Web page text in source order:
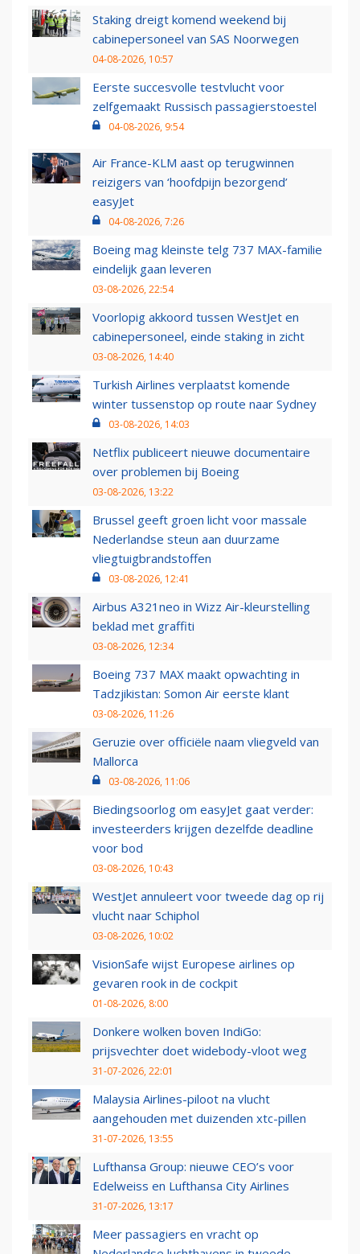
Staking dreigt komend weekend bij
cabinepersoneel van SAS Noorwegen
04-08-2026, 10:57
Eerste succesvolle testvlucht voor
zelfgemaakt Russisch passagierstoestel
04-08-2026, 9:54
Air France-KLM aast op terugwinnen
reizigers van ‘hoofdpijn bezorgend’
easyJet
04-08-2026, 7:26
Boeing mag kleinste telg 737 MAX-familie
eindelijk gaan leveren
03-08-2026, 22:54
Voorlopig akkoord tussen WestJet en
cabinepersoneel, einde staking in zicht
03-08-2026, 14:40
Turkish Airlines verplaatst komende
winter tussenstop op route naar Sydney
03-08-2026, 14:03
Netflix publiceert nieuwe documentaire
over problemen bij Boeing
03-08-2026, 13:22
Brussel geeft groen licht voor massale
Nederlandse steun aan duurzame
vliegtuigbrandstoffen
03-08-2026, 12:41
Airbus A321neo in Wizz Air-kleurstelling
beklad met graffiti
03-08-2026, 12:34
Boeing 737 MAX maakt opwachting in
Tadzjikistan: Somon Air eerste klant
03-08-2026, 11:26
Geruzie over officiële naam vliegveld van
Mallorca
03-08-2026, 11:06
Biedingsoorlog om easyJet gaat verder:
investeerders krijgen dezelfde deadline
voor bod
03-08-2026, 10:43
WestJet annuleert voor tweede dag op rij
vlucht naar Schiphol
03-08-2026, 10:02
VisionSafe wijst Europese airlines op
gevaren rook in de cockpit
01-08-2026, 8:00
Donkere wolken boven IndiGo:
prijsvechter doet widebody-vloot weg
31-07-2026, 22:01
Malaysia Airlines-piloot na vlucht
aangehouden met duizenden xtc-pillen
31-07-2026, 13:55
Lufthansa Group: nieuwe CEO’s voor
Edelweiss en Lufthansa City Airlines
31-07-2026, 13:17
Meer passagiers en vracht op